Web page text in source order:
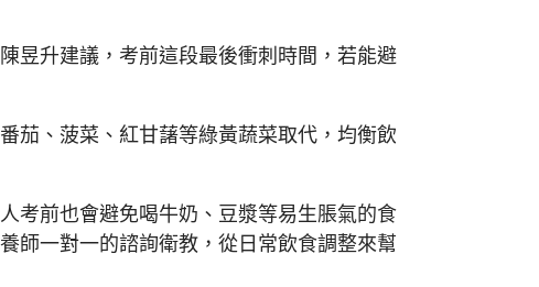
升建議，考前這段最後衝刺時間，若能避
茄、菠菜、紅甘藷等綠黃蔬菜取代，均衡飲
考前也會避免喝牛奶、豆漿等易生脹氣的食
師一對一的諮詢衛教，從日常飲食調整來幫